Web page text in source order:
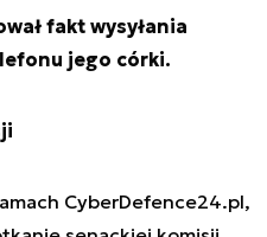
fakt wysyłania
jego córki.
CyberDefence24.pl,